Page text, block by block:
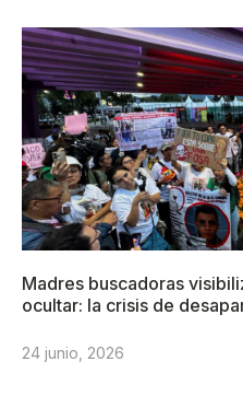
Madres buscadoras
ocultar: la crisis de
24 junio, 2026